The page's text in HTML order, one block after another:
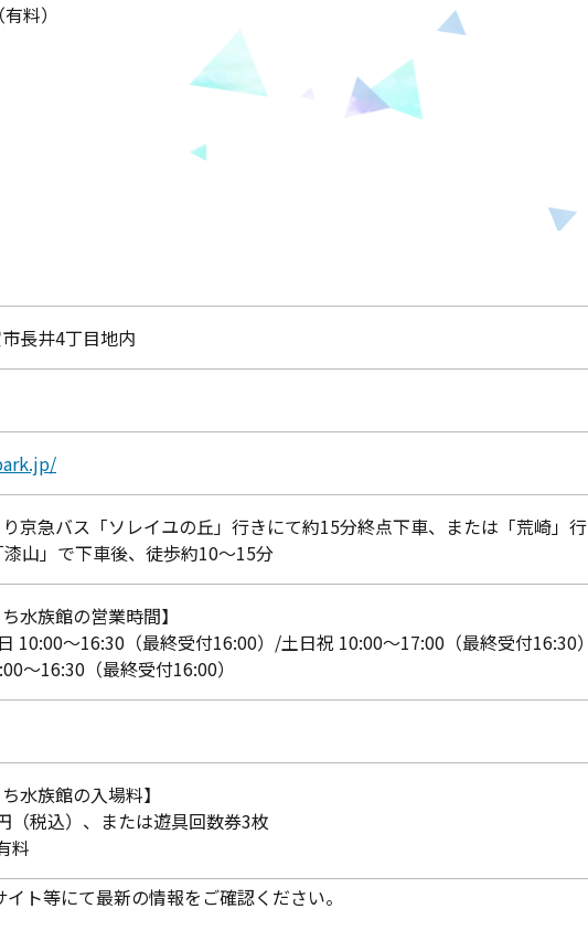
料）
長井4丁目地内
京急バス「ソレイユの丘」行きにて約15分終点下車、または「荒崎」行
山」で下車後、徒歩約10～15分
水族館の営業時間】
10:00～16:30（最終受付16:00）/土日祝 10:00～17:00（最終受付16:30）
～16:30（最終受付16:00）
水族館の入場料】
（税込）、または遊具回数券3枚
料
ト等にて最新の情報をご確認ください。